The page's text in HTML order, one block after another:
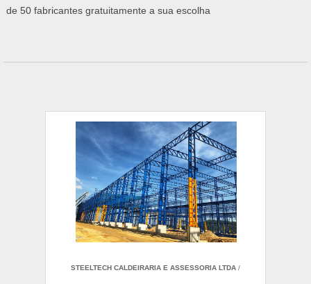
de 50 fabricantes gratuitamente a sua escolha
STEELTECH CALDEIRARIA E ASSESSORIA LTDA /